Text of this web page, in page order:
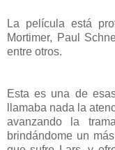
La película está
Mortimer, Paul
entre otros.
Esta es una de
llamaba nada la
avanzando la
brindándome un